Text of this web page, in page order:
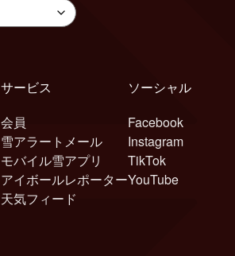
サービス
会員
雪アラートメール
モバイル雪アプリ
アイボールレポーター
天気フィード
ソーシャル
Facebook
Instagram
TikTok
YouTube